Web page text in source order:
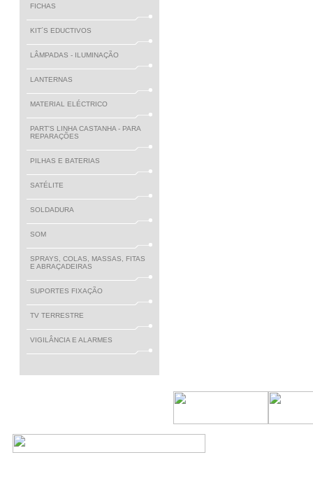
FICHAS
KIT´S EDUCTIVOS
LÂMPADAS - ILUMINAÇÃO
LANTERNAS
MATERIAL ELÉCTRICO
PART'S LINHA CASTANHA - PARA
REPARAÇÕES
PILHAS E BATERIAS
SATÉLITE
SOLDADURA
SOM
SPRAYS, COLAS, MASSAS, FITAS
E ABRAÇADEIRAS
SUPORTES FIXAÇÃO
TV TERRESTRE
VIGILÂNCIA E ALARMES